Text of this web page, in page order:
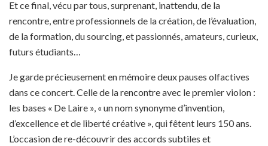
Et ce final, vécu par tous, surprenant, inattendu, de la
rencontre, entre professionnels de la création, de l’évaluation,
de la formation, du sourcing, et passionnés, amateurs, curieux,
futurs étudiants…
Je garde précieusement en mémoire deux pauses olfactives
dans ce concert. Celle de la rencontre avec le premier violon :
les bases « De Laire », « un nom synonyme d’invention,
d’excellence et de liberté créative », qui fêtent leurs 150 ans.
L’occasion de re-découvrir des accords subtiles et